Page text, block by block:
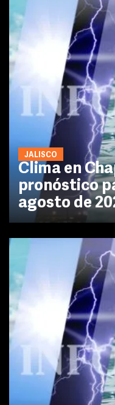
JALISCO
Clima en
pronóstico
agosto de